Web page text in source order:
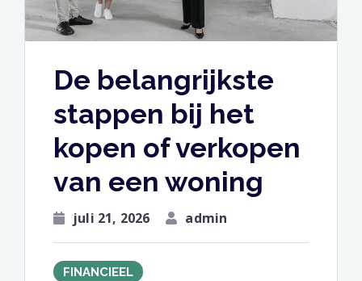
De belangrijkste
stappen bij het
kopen of verkopen
van een woning
juli 21, 2026 admin
FINANCIEEL